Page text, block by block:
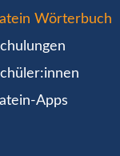
Wörterbuch
Apps